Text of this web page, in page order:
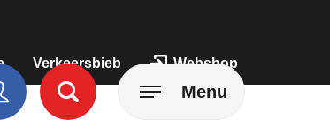
Menu
Verkeersbieb Webshop